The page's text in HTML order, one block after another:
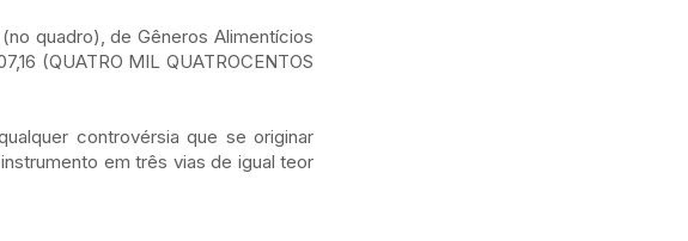
quadro), de Gêneros Alimentícios
(QUATRO MIL QUATROCENTOS
controvérsia que se originar
em três vias de igual teor